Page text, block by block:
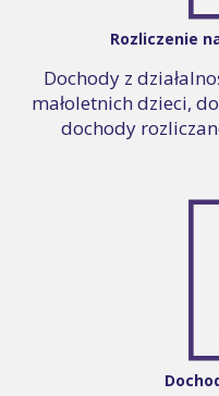
Rozliczenie
Dochody z
małoletnich dzieci,
dochody